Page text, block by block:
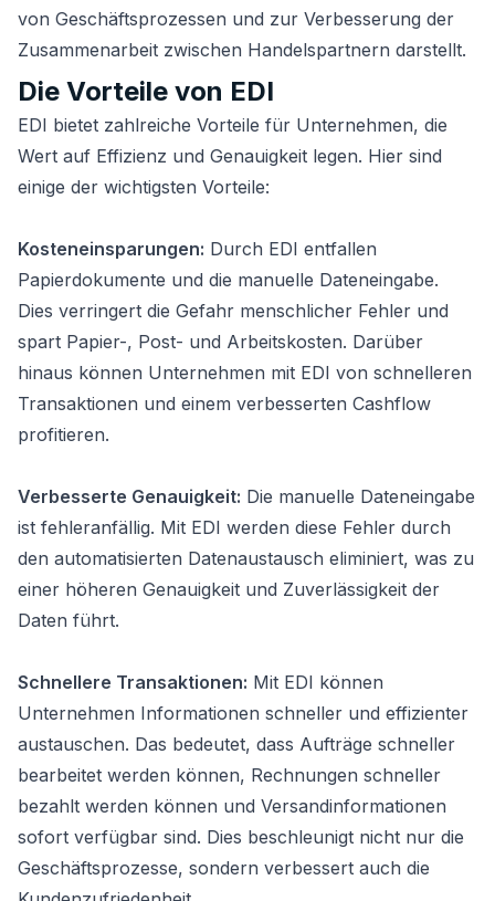
von Geschäftsprozessen und zur Verbesserung der
Zusammenarbeit zwischen Handelspartnern darstellt.
Die Vorteile von EDI
EDI bietet zahlreiche Vorteile für Unternehmen, die
Wert auf Effizienz und Genauigkeit legen. Hier sind
einige der wichtigsten Vorteile:
Kosteneinsparungen: Durch EDI entfallen
Papierdokumente und die manuelle Dateneingabe.
Dies verringert die Gefahr menschlicher Fehler und
spart Papier-, Post- und Arbeitskosten. Darüber
hinaus können Unternehmen mit EDI von schnelleren
Transaktionen und einem verbesserten Cashflow
profitieren.
Verbesserte Genauigkeit: Die manuelle Dateneingabe
ist fehleranfällig. Mit EDI werden diese Fehler durch
den automatisierten Datenaustausch eliminiert, was zu
einer höheren Genauigkeit und Zuverlässigkeit der
Daten führt.
Schnellere Transaktionen: Mit EDI können
Unternehmen Informationen schneller und effizienter
austauschen. Das bedeutet, dass Aufträge schneller
bearbeitet werden können, Rechnungen schneller
bezahlt werden können und Versandinformationen
sofort verfügbar sind. Dies beschleunigt nicht nur die
Geschäftsprozesse, sondern verbessert auch die